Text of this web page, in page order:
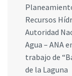
Recursos
Autoridad
Agua – ANA
trabajo de
de la Laguna